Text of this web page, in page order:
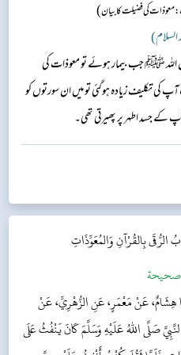
کی فضیلت کا بیان)
اللہ ﷺ جب بیمار ہوئے تو معوذات کی
تکلیف زیادہ ہوگئی تو میں ان سورتوں کو
جسد اطہر پر پھیرتی تھی۔
الرُّقَى بِالقُرْآنِ وَالمُعَوِّذَاتِ
صحيحة
هِشَامٌ، عَنْ مَعْمَرٍ، عَنِ الزُّهْرِيِّ، عَنْ
صَلَّى اللهُ عَلَيْهِ وَسَلَّمَ كَانَ يَنْفُثُ عَلَى